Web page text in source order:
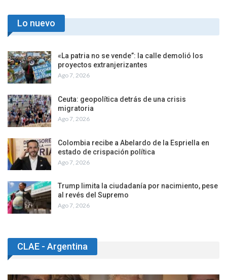
Lo nuevo
«La patria no se vende”: la calle demolió los
proyectos extranjerizantes
Ago 7, 2026
Ceuta: geopolítica detrás de una crisis
migratoria
Ago 7, 2026
Colombia recibe a Abelardo de la Espriella en
estado de crispación política
Ago 7, 2026
Trump limita la ciudadanía por nacimiento, pese
al revés del Supremo
Ago 7, 2026
CLAE - Argentina